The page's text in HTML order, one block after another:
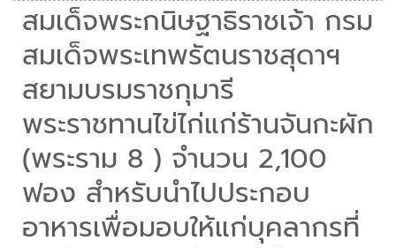
สมเด็จพระกนิษฐาธิราชเจ้า กรม
สมเด็จพระเทพรัตนราชสุดาฯ
สยามบรมราชกุมารี
พระราชทานไข่ไก่แก่ร้านจันกะผัก
(พระราม 8 ) จำนวน 2,100
ฟอง สำหรับนำไปประกอบ
อาหารเพื่อมอบให้แก่บุคลากรที่